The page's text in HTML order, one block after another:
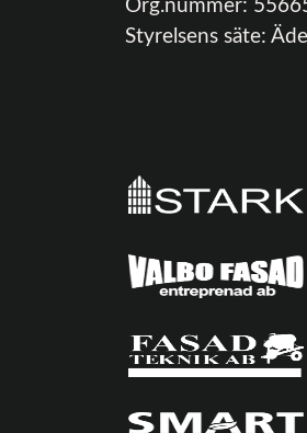
Org.nummer:
Styrelsens säte: